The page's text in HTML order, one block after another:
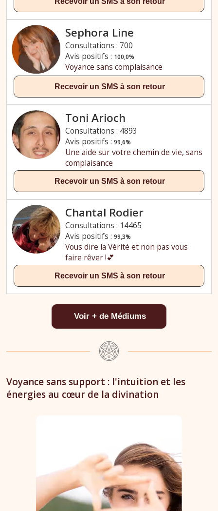
Voyance sans support : l'intuition et les
énergies au cœur de la divination